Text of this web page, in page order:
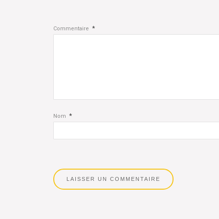
Commentaire *
Nom *